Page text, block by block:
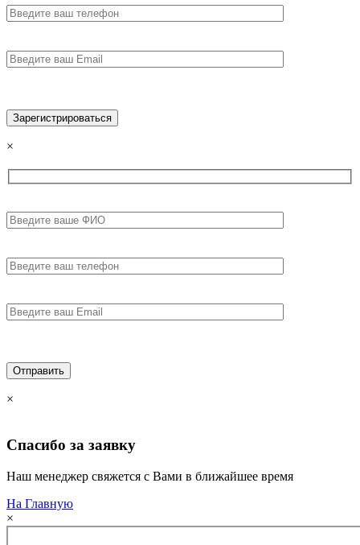
×
×
Спасибо за заявку
Наш менеджер свяжется с Вами в ближайшее время
На Главную
×